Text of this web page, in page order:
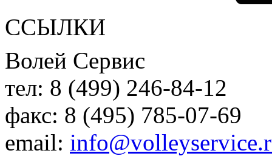
ССЫЛКИ
Волей Сервис
тел: 8 (499) 246-84-12
факс: 8 (495) 785-07-69
email: